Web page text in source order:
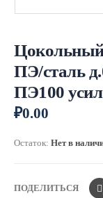
ПЭ/сталь
ПЭ100
₽0.00
Остаток: Нет в
ПОДЕЛИТЬСЯ